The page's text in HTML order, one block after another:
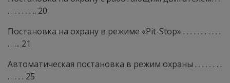
. . . . . . . .. 20
Постановка на охрану в режиме «Pit-Stop» . . . . . . . . . . .
. . ... 21
Автоматическая постановка в режим охраны . . . . . . . .
. . . . . 25